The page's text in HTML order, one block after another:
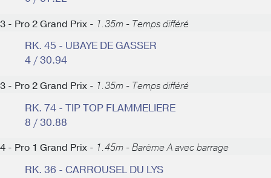
3 - Pro 2 Grand Prix - 1.35m - Temps différé
RK. 45 - UBAYE DE GASSER
4 / 30.94
3 - Pro 2 Grand Prix - 1.35m - Temps différé
RK. 74 - TIP TOP FLAMMELIERE
8 / 30.88
4 - Pro 1 Grand Prix - 1.45m - Barème A avec barrage
RK. 36 - CARROUSEL DU LYS